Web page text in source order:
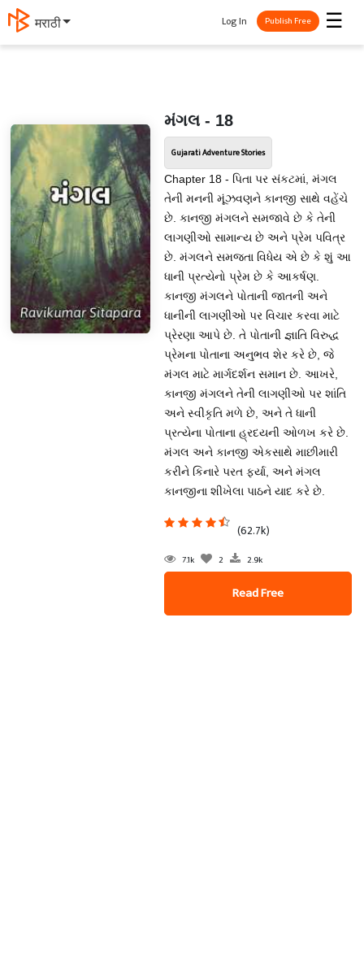
मराठी ☰
Log In Publish Free
મંગલ - 18
Gujarati Adventure Stories
Chapter 18 - પિતા પર સંકટમાં, મંગલ
તેની મનની મૂંઝવણને કાનજી સાથે વહેંચે
છે. કાનજી મંગલને સમજાવે છે કે તેની
લાગણીઓ સામાન્ય છે અને પ્રેમ પવિત્ર
છે. મંગલને સમજતા વિધેય એ છે કે શું આ
ધાની પ્રત્યેનો પ્રેમ છે કે આકર્ષણ.
કાનજી મંગલને પોતાની જાતની અને
ધાનીની લાગણીઓ પર વિચાર કરવા માટે
પ્રેરણા આપે છે. તે પોતાની જ્ઞાતિ વિરુદ્ધ
પ્રેમના પોતાના અનુભવ શેર કરે છે, જે
મંગલ માટે માર્ગદર્શન સમાન છે. આખરે,
કાનજી મંગલને તેની લાગણીઓ પર શાંતિ
અને સ્વીકૃતિ મળે છે, અને તે ધાની
પ્રત્યેના પોતાના હ્રદયની ઓળખ કરે છે.
મંગલ અને કાનજી એકસાથે માછીમારી
કરીને કિનારે પરત ફર્યા, અને મંગલ
કાનજીના શીખેલા પાઠને યાદ કરે છે.
(62.7k)
7.1k 2 2.9k
Read Free